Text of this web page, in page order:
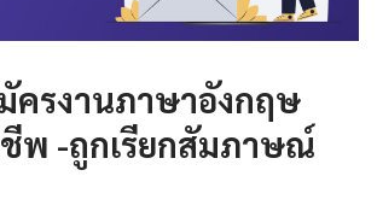
ครงานภาษาอังกฤษ
พ -ถูกเรียกสัมภาษณ์